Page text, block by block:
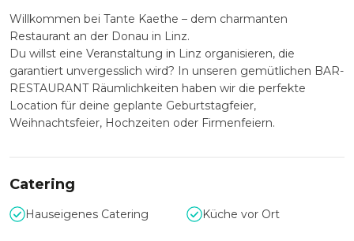
Willkommen bei Tante Kaethe – dem charmanten
Restaurant an der Donau in Linz.
Du willst eine Veranstaltung in Linz organisieren, die
garantiert unvergesslich wird? In unseren gemütlichen BAR-
RESTAURANT Räumlichkeiten haben wir die perfekte
Location für deine geplante Geburtstagfeier,
Weihnachtsfeier, Hochzeiten oder Firmenfeiern.
Catering
Hauseigenes Catering Küche vor Ort